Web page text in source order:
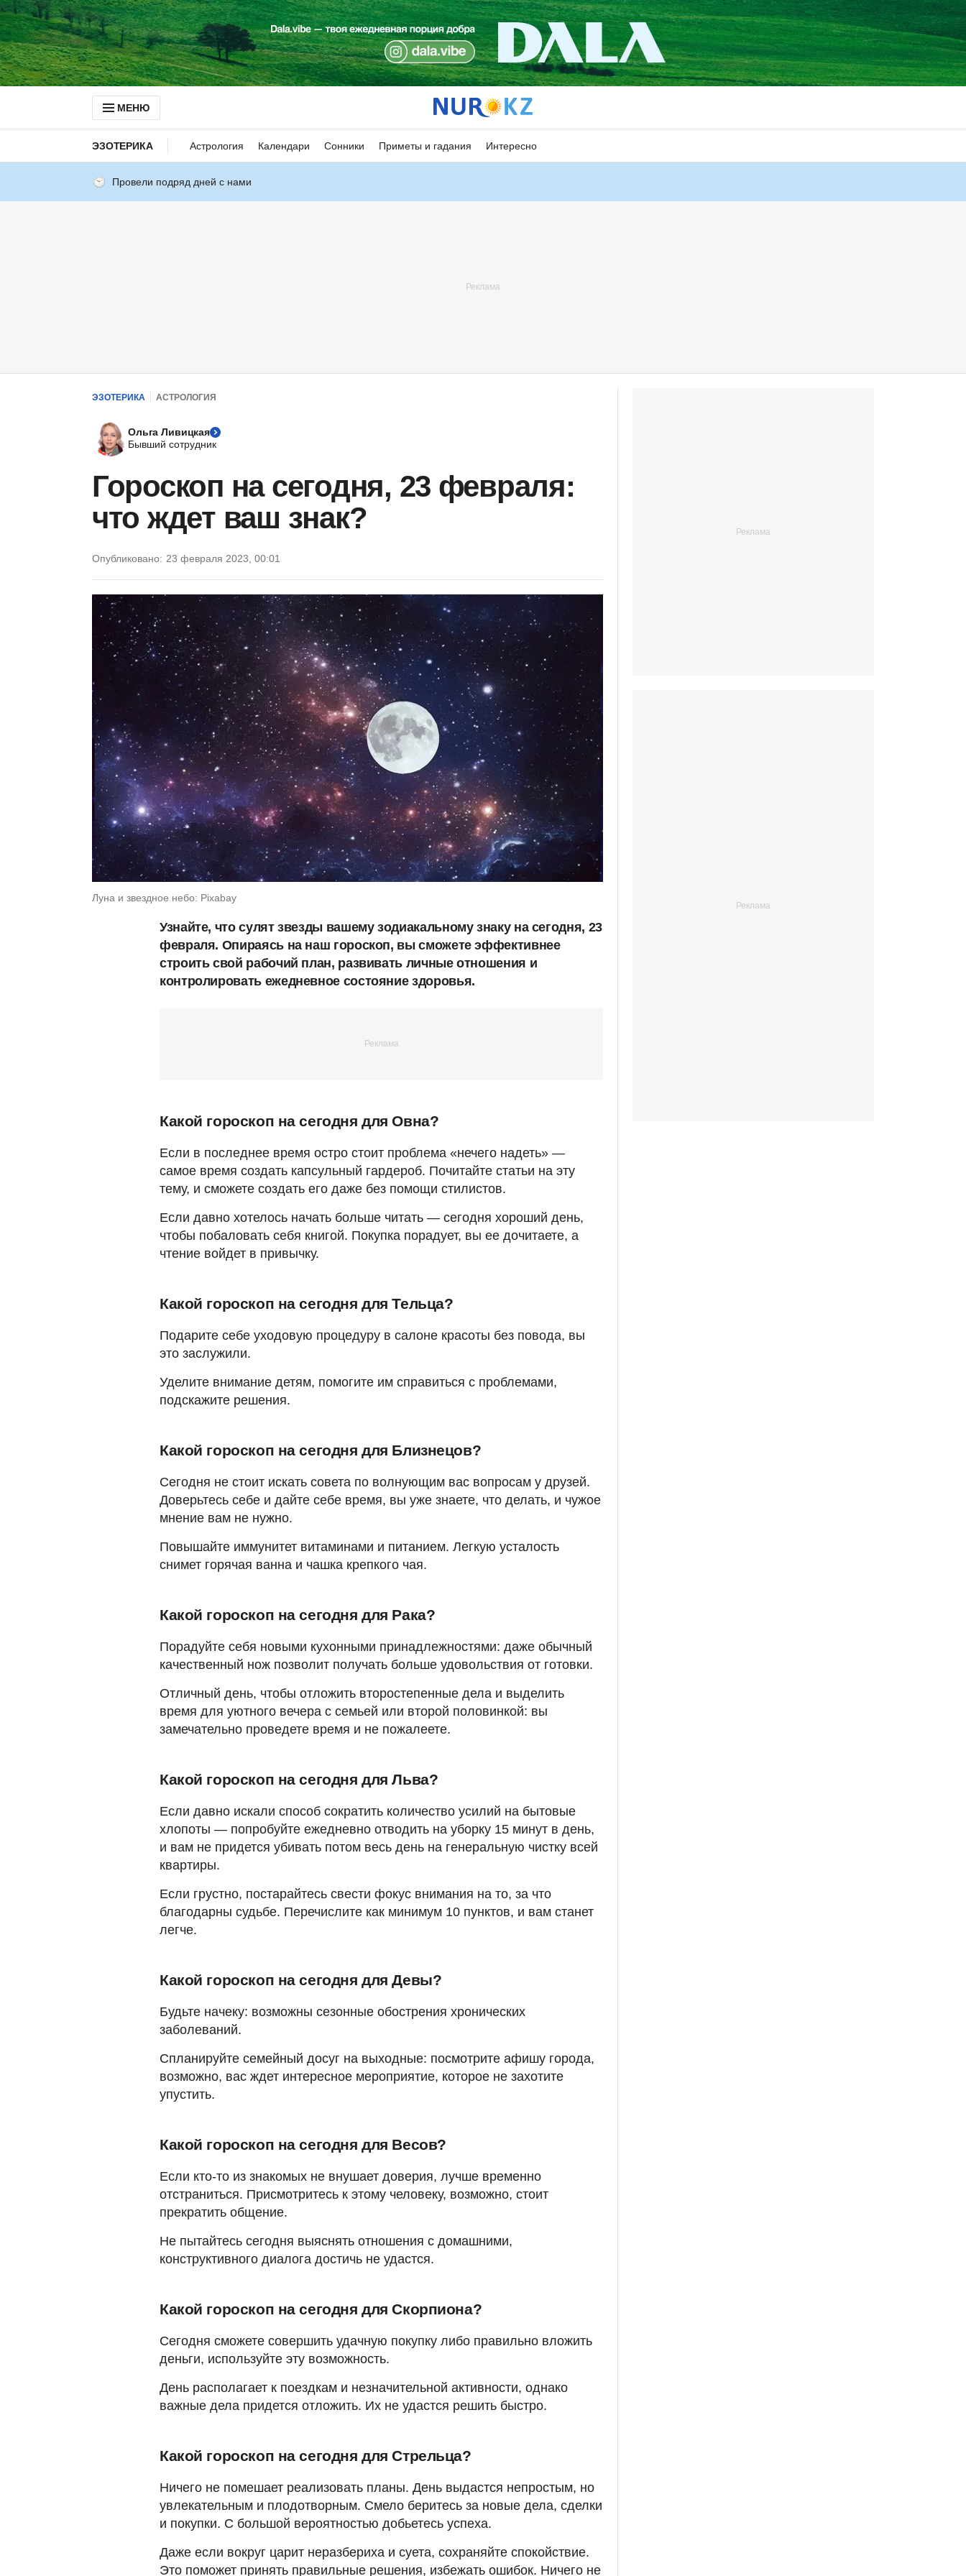
МЕНЮ
ЭЗОТЕРИКА Астрология Календари Сонники Приметы и гадания Интересно
Провели подряд дней с нами
ЭЗОТЕРИКА АСТРОЛОГИЯ
Ольга Ливицкая
Бывший сотрудник
Гороскоп на сегодня, 23 февраля:
что ждет ваш знак?
Опубликовано: 23 февраля 2023, 00:01
Луна и звездное небо: Pixabay
Узнайте, что сулят звезды вашему зодиакальному знаку на сегодня, 23
февраля. Опираясь на наш гороскоп, вы сможете эффективнее
строить свой рабочий план, развивать личные отношения и
контролировать ежедневное состояние здоровья.
Какой гороскоп на сегодня для Овна?
Если в последнее время остро стоит проблема «нечего надеть» —
самое время создать капсульный гардероб. Почитайте статьи на эту
тему, и сможете создать его даже без помощи стилистов.
Если давно хотелось начать больше читать — сегодня хороший день,
чтобы побаловать себя книгой. Покупка порадует, вы ее дочитаете, а
чтение войдет в привычку.
Какой гороскоп на сегодня для Тельца?
Подарите себе уходовую процедуру в салоне красоты без повода, вы
это заслужили.
Уделите внимание детям, помогите им справиться с проблемами,
подскажите решения.
Какой гороскоп на сегодня для Близнецов?
Сегодня не стоит искать совета по волнующим вас вопросам у друзей.
Доверьтесь себе и дайте себе время, вы уже знаете, что делать, и чужое
мнение вам не нужно.
Повышайте иммунитет витаминами и питанием. Легкую усталость
снимет горячая ванна и чашка крепкого чая.
Какой гороскоп на сегодня для Рака?
Порадуйте себя новыми кухонными принадлежностями: даже обычный
качественный нож позволит получать больше удовольствия от готовки.
Отличный день, чтобы отложить второстепенные дела и выделить
время для уютного вечера с семьей или второй половинкой: вы
замечательно проведете время и не пожалеете.
Какой гороскоп на сегодня для Льва?
Если давно искали способ сократить количество усилий на бытовые
хлопоты — попробуйте ежедневно отводить на уборку 15 минут в день,
и вам не придется убивать потом весь день на генеральную чистку всей
квартиры.
Если грустно, постарайтесь свести фокус внимания на то, за что
благодарны судьбе. Перечислите как минимум 10 пунктов, и вам станет
легче.
Какой гороскоп на сегодня для Девы?
Будьте начеку: возможны сезонные обострения хронических
заболеваний.
Спланируйте семейный досуг на выходные: посмотрите афишу города,
возможно, вас ждет интересное мероприятие, которое не захотите
упустить.
Какой гороскоп на сегодня для Весов?
Если кто-то из знакомых не внушает доверия, лучше временно
отстраниться. Присмотритесь к этому человеку, возможно, стоит
прекратить общение.
Не пытайтесь сегодня выяснять отношения с домашними,
конструктивного диалога достичь не удастся.
Какой гороскоп на сегодня для Скорпиона?
Сегодня сможете совершить удачную покупку либо правильно вложить
деньги, используйте эту возможность.
День располагает к поездкам и незначительной активности, однако
важные дела придется отложить. Их не удастся решить быстро.
Какой гороскоп на сегодня для Стрельца?
Ничего не помешает реализовать планы. День выдастся непростым, но
увлекательным и плодотворным. Смело беритесь за новые дела, сделки
и покупки. С большой вероятностью добьетесь успеха.
Даже если вокруг царит неразбериха и суета, сохраняйте спокойствие.
Это поможет принять правильные решения, избежать ошибок. Ничего не